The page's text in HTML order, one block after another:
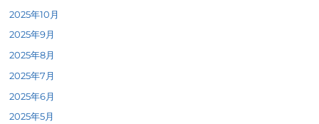
2025年10月
2025年9月
2025年8月
2025年7月
2025年6月
2025年5月